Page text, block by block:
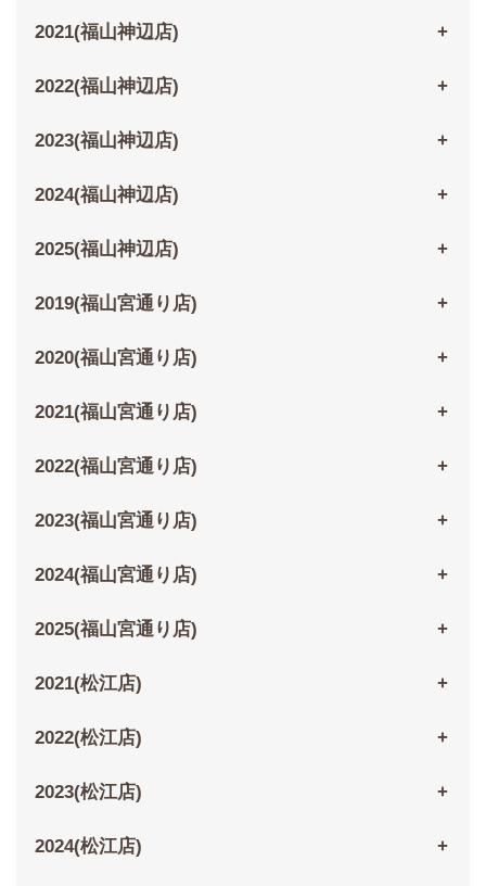
2021(福山神辺店)
2022(福山神辺店)
2023(福山神辺店)
2024(福山神辺店)
2025(福山神辺店)
2019(福山宮通り店)
2020(福山宮通り店)
2021(福山宮通り店)
2022(福山宮通り店)
2023(福山宮通り店)
2024(福山宮通り店)
2025(福山宮通り店)
2021(松江店)
2022(松江店)
2023(松江店)
2024(松江店)